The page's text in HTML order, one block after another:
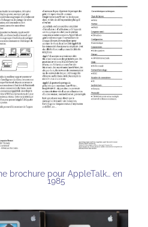
brochure pour AppleTalk… en
1985